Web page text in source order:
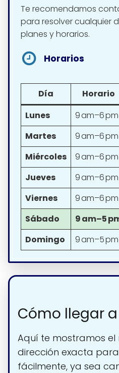
Te recomendamos
para resolver cualquier
planes y horarios.
Horarios
Día
Horario
Lunes
9 am–6 pm
Martes
9 am–6 pm
Miércoles
9 am–6 pm
Jueves
9 am–6 pm
Viernes
9 am–6 pm
Sábado
9 am–5
Domingo
9 am–5 pm
Cómo llegar
Aquí te mostramos
dirección exacta
fácilmente, ya sea